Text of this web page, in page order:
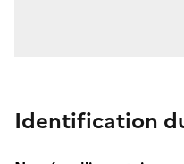
Identification